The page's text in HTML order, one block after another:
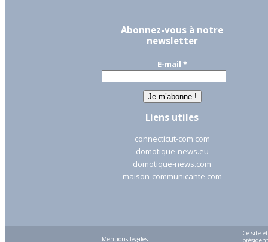
Abonnez-vous à notre
newsletter
E-mail *
Liens utiles
connecticut-com.com
domotique-news.eu
domotique-news.com
maison-communicante.com
Mentions légales
Ce site